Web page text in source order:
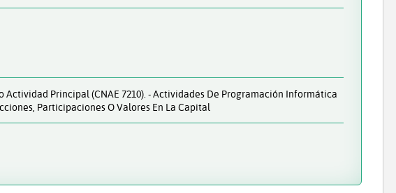
Principal (CNAE 7210). - Actividades De Programación Informática
Participaciones O Valores En La Capital